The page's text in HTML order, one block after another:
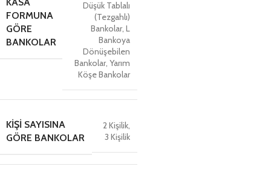
FORMUNA
GÖRE
BANKOLAR
Düşük Tablalı
(Tezgahlı)
Bankolar, L
Bankoya
Dönüşebilen
Bankolar, Yarım
Köşe Bankolar
KIŞI SAYISINA
GÖRE BANKOLAR
2 Kişilik,
3 Kişilik